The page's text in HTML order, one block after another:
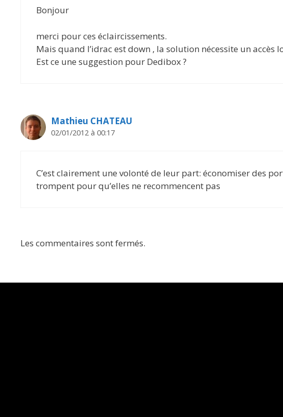
Bonjour
merci pour ces éclaircissements.
Mais quand l’idrac est down , la solution nécessite un accès
Est ce une suggestion pour Dedibox ?
Mathieu CHATEAU
02/01/2012 à 00:17
C’est clairement une volonté de leur part: économiser des
trompent pour qu’elles ne recommencent pas
Les commentaires sont fermés.